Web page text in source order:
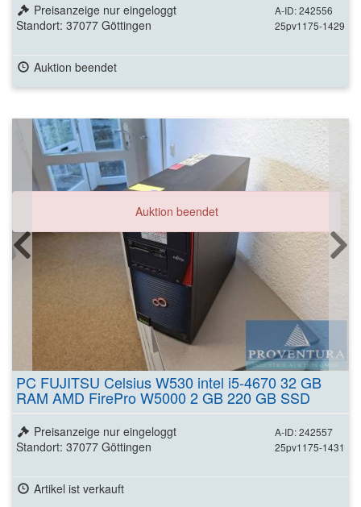
A-ID: 242556
25pv1175-1429
Preisanzeige nur eingeloggt
Standort: 37077 Göttingen
Auktion beendet
Auktion beendet
PC FUJITSU Celsius W530 intel i5-4670 32 GB
RAM AMD FirePro W5000 2 GB 220 GB SSD
A-ID: 242557
25pv1175-1431
Preisanzeige nur eingeloggt
Standort: 37077 Göttingen
Artikel ist verkauft